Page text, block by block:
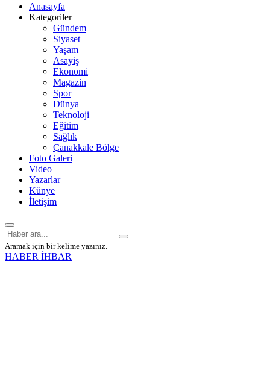
Anasayfa
Kategoriler
Gündem
Siyaset
Yaşam
Asayiş
Ekonomi
Magazin
Spor
Dünya
Teknoloji
Eğitim
Sağlık
Çanakkale Bölge
Foto Galeri
Video
Yazarlar
Künye
İletişim
Aramak için bir kelime yazınız.
HABER İHBAR